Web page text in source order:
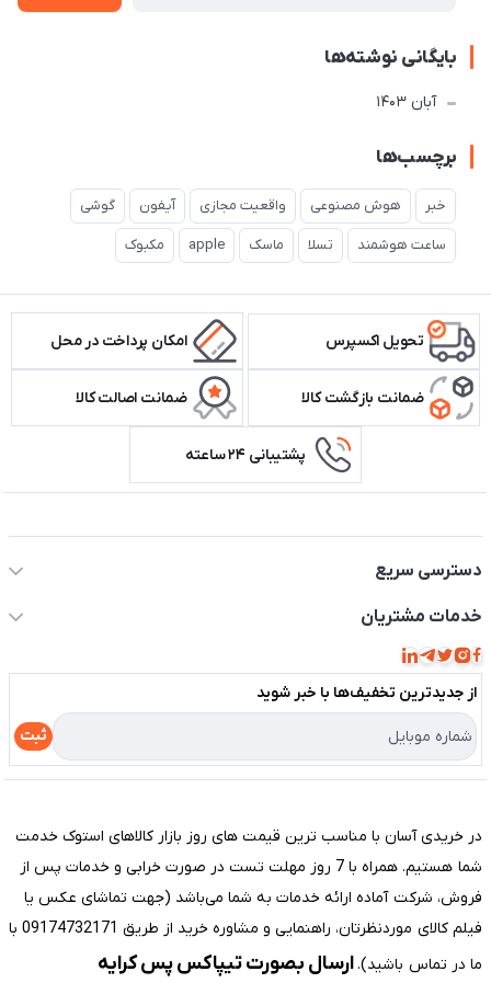
بایگانی نوشته‌ها
آبان 1403
برچسب‌ها
خبر هوش مصنوعی واقعیت مجازی آیفون گوشی
ساعت هوشمند تسلا ماسک apple مکبوک
تحویل اکسپرس امکان پرداخت در محل
ضمانت بازگشت کالا ضمانت اصالت کالا
پشتیبانی ۲۴ ساعته
دسترسی سریع
حساب کاربری
مجله فروشگاه
لیست محصولات
درباره ما
تماس با ما
خدمات مشتریان
قوانین و مقررات
حریم خصوصی
راهنما
از جدید‌ترین تخفیف‌ها با‌ خبر شوید
ثبت
در خریدی آسان با مناسب ترین قیمت های روز بازار کالاهای استوک خدمت
شما هستیم. همراه با 7 روز مهلت تست در صورت خرابی و خدمات پس از
فروش، شرکت آماده ارائه خدمات به شما می‌باشد (جهت تماشای عکس یا
فیلم کالای موردنظرتان، راهنمایی و مشاوره خرید از طریق 09174732171 با
ما در تماس باشید).ارسال بصورت تیپاکس پس کرایه